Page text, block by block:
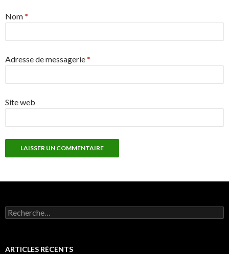
Nom*
Adresse de messagerie*
Site web
Rechercher :
ARTICLES RÉCENTS